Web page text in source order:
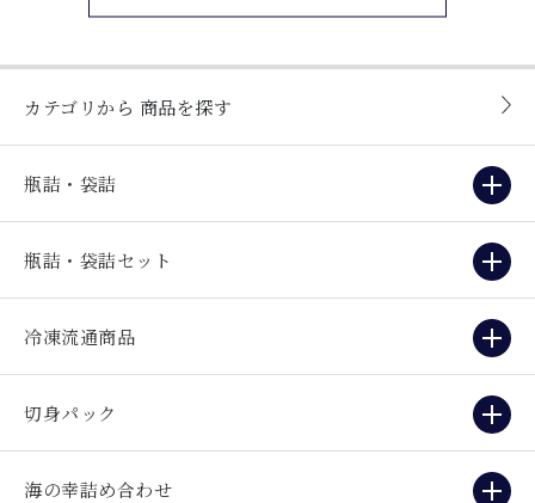
カテゴリから 商品を探す
瓶詰・袋詰
瓶詰・袋詰セット
冷凍流通商品
切身パック
海の幸詰め合わせ